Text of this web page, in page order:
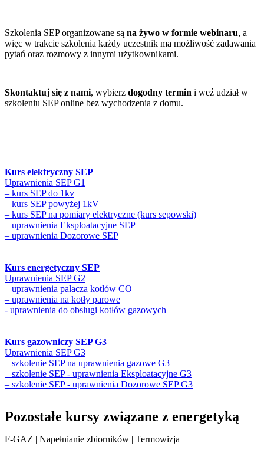
Szkolenia SEP organizowane są na żywo w formie webinaru, a
więc w trakcie szkolenia każdy uczestnik ma możliwość zadawania
pytań oraz rozmowy z innymi użytkownikami.
Skontaktuj się z nami, wybierz dogodny termin i weź udział w
szkoleniu SEP online bez wychodzenia z domu.
Kurs elektryczny SEP
Uprawnienia SEP G1
– kurs SEP do 1kv
– kurs SEP powyżej 1kV
– kurs SEP na pomiary elektryczne (kurs sepowski)
– uprawnienia Eksploatacyjne SEP
– uprawnienia Dozorowe SEP
Kurs energetyczny SEP
Uprawnienia SEP G2
– uprawnienia palacza kotłów CO
– uprawnienia na kotły parowe
- uprawnienia do obsługi kotłów gazowych
Kurs gazowniczy SEP G3
Uprawnienia SEP G3
– szkolenie SEP na uprawnienia gazowe G3
– szkolenie SEP - uprawnienia Eksploatacyjne G3
– szkolenie SEP - uprawnienia Dozorowe SEP G3
Pozostałe kursy związane z energetyką
F-GAZ | Napełnianie zbiorników | Termowizja